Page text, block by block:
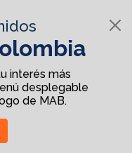
interés más
desplegable
de MAB.